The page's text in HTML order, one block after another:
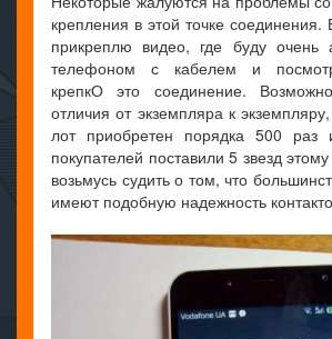
крепления в этой точке соединения.
прикреплю видео, где буду очень
телефоном с кабелем и
крепкО это соединение.
отличия от экземпляра к
лот приобретен порядка 500
покупателей поставили 5 звезд
возьмусь судить о том, что
имеют подобную надежность